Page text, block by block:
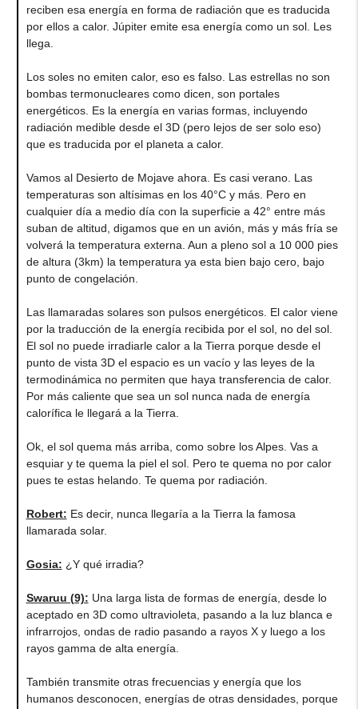
reciben esa energía en forma de radiación que es traducida
por ellos a calor. Júpiter emite esa energía como un sol. Les
llega.
Los soles no emiten calor, eso es falso. Las estrellas no son
bombas termonucleares como dicen, son portales
energéticos. Es la energía en varias formas, incluyendo
radiación medible desde el 3D (pero lejos de ser solo eso)
que es traducida por el planeta a calor.
Vamos al Desierto de Mojave ahora. Es casi verano. Las
temperaturas son altísimas en los 40°C y más. Pero en
cualquier día a medio día con la superficie a 42° entre más
suban de altitud, digamos que en un avión, más y más fría se
volverá la temperatura externa. Aun a pleno sol a 10 000 pies
de altura (3km) la temperatura ya esta bien bajo cero, bajo
punto de congelación.
Las llamaradas solares son pulsos energéticos. El calor viene
por la traducción de la energía recibida por el sol, no del sol.
El sol no puede irradiarle calor a la Tierra porque desde el
punto de vista 3D el espacio es un vacío y las leyes de la
termodinámica no permiten que haya transferencia de calor.
Por más caliente que sea un sol nunca nada de energía
calorífica le llegará a la Tierra.
Ok, el sol quema más arriba, como sobre los Alpes. Vas a
esquiar y te quema la piel el sol. Pero te quema no por calor
pues te estas helando. Te quema por radiación.
Robert: Es decir, nunca llegaría a la Tierra la famosa
llamarada solar.
Gosia: ¿Y qué irradia?
Swaruu (9): Una larga lista de formas de energía, desde lo
aceptado en 3D como ultravioleta, pasando a la luz blanca e
infrarrojos, ondas de radio pasando a rayos X y luego a los
rayos gamma de alta energía.
También transmite otras frecuencias y energía que los
humanos desconocen, energías de otras densidades, porque